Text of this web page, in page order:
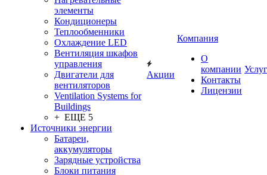
элементы
Кондиционеры
Теплообменники
Охлаждение LED
Вентиляция шкафов
управления
Двигатели для
вентиляторов
Ventilation Systems for
Buildings
+ ЕЩЕ 5
Источники энергии
Батареи,
аккумуляторы
Зарядные устройства
Блоки питания
Акции
Компания
О
компании
Контакты
Лицензии